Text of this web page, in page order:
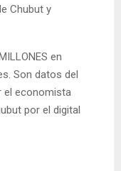
Chubut y
en
Son datos del
el economista
por el digital